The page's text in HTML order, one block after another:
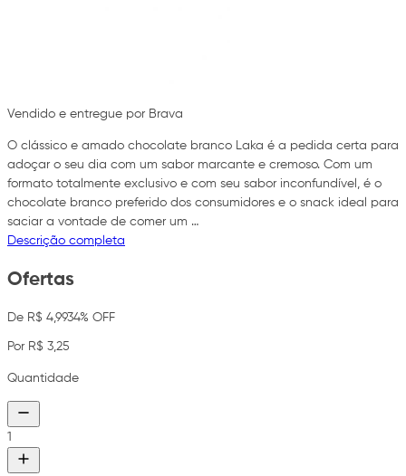
Vendido e entregue por Brava
O clássico e amado chocolate branco Laka é a pedida certa para
adoçar o seu dia com um sabor marcante e cremoso. Com um
formato totalmente exclusivo e com seu sabor inconfundível, é o
chocolate branco preferido dos consumidores e o snack ideal para
saciar a vontade de comer um …
Descrição completa
Ofertas
De R$ 4,9934% OFF
Por R$ 3,25
Quantidade
1